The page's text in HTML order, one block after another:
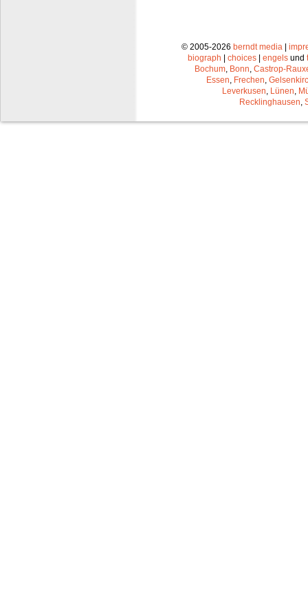
© 2005-2026 berndt media |
biograph | choices | engels und
Bochum Bonn Castrop-
Essen Frechen
Leverkusen Lünen
Recklinghausen